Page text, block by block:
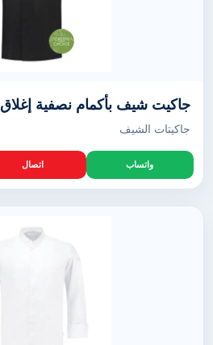
جاكيت شيف بأكمام نصفية إغلاق Chinese ياقة
جاكيتات الشيف
واتساب اتصال